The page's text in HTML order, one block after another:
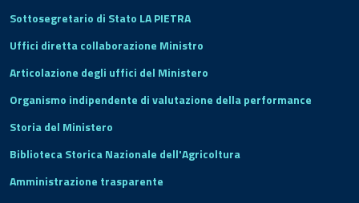
Sottosegretario di Stato LA PIETRA
Uffici diretta collaborazione Ministro
Articolazione degli uffici del Ministero
Organismo indipendente di valutazione della performance
Storia del Ministero
Biblioteca Storica Nazionale dell'Agricoltura
Amministrazione trasparente